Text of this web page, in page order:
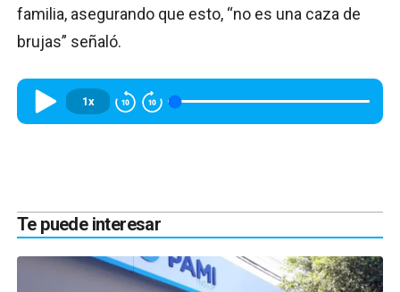
familia, asegurando que esto, “no es una caza de
brujas” señaló.
1x
Te puede interesar